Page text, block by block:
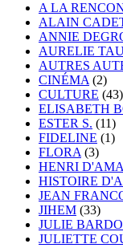
A LA
ALAIN
ANNIE
AURELIE
AUTRES
CINÉMA (2)
CULTURE (43)
ELISABETH
ESTER S. (11)
FIDELINE (1)
FLORA (3)
HENRI
HISTOIRE
JEAN
JIHEM (33)
JULIE
JULIETTE